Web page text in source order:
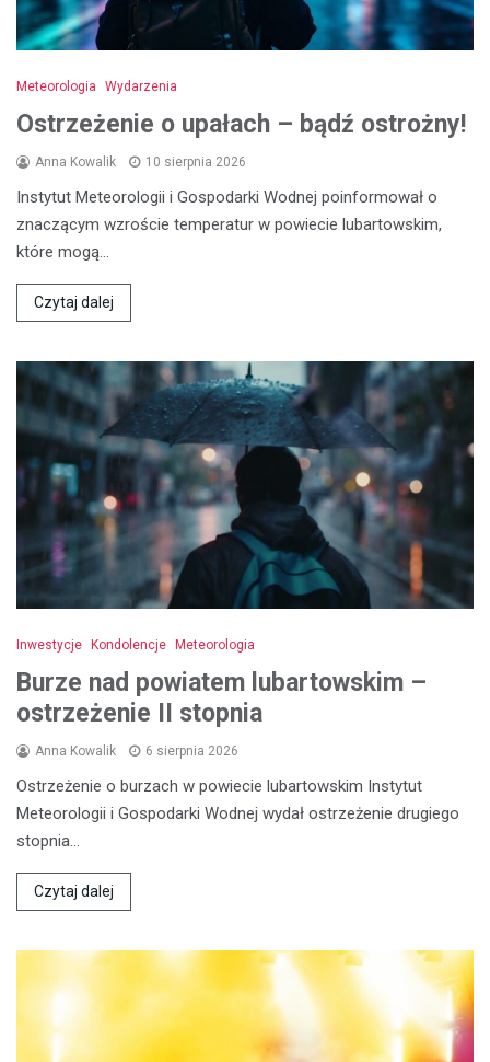
Meteorologia Wydarzenia
Ostrzeżenie o upałach – bądź ostrożny!
Anna Kowalik 10 sierpnia 2026
Instytut Meteorologii i Gospodarki Wodnej poinformował o
znaczącym wzroście temperatur w powiecie lubartowskim,
które mogą…
Czytaj dalej
Inwestycje Kondolencje Meteorologia
Burze nad powiatem lubartowskim –
ostrzeżenie II stopnia
Anna Kowalik 6 sierpnia 2026
Ostrzeżenie o burzach w powiecie lubartowskim Instytut
Meteorologii i Gospodarki Wodnej wydał ostrzeżenie drugiego
stopnia…
Czytaj dalej